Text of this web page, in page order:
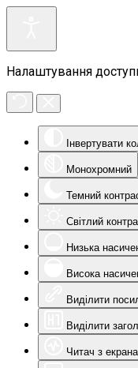
Налаштування
Інвертувати
Монохромний
Темний
Світлий
Низька
Висока
Виділити
Виділити
Читач з екрана